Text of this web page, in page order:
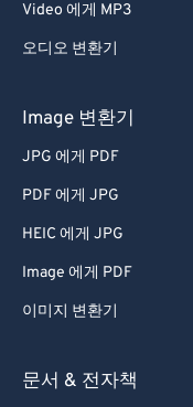
Video 에게 MP3
오디오 변환기
Image 변환기
JPG 에게 PDF
PDF 에게 JPG
HEIC 에게 JPG
Image 에게 PDF
이미지 변환기
문서 & 전자책